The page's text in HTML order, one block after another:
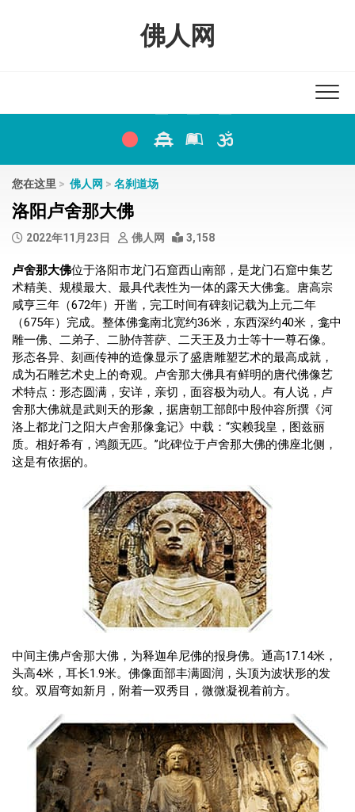
佛人网
您在这里 > 佛人网 > 名刹道场
洛阳卢舍那大佛
2022年11月23日 佛人网 3,158
卢舍那大佛位于洛阳市龙门石窟西山南部，是龙门石窟中集艺
术精美、规模最大、最具代表性为一体的露天大佛龛。唐高宗
咸亨三年（672年）开凿，完工时间有碑刻记载为上元二年
（675年）完成。整体佛龛南北宽约36米，东西深约40米，龛中
雕一佛、二弟子、二胁侍菩萨、二天王及力士等十一尊石像。
形态各异、刻画传神的造像显示了盛唐雕塑艺术的最高成就，
成为石雕艺术史上的奇观。卢舍那大佛具有鲜明的唐代佛像艺
术特点：形态圆满，安详，亲切，面容极为动人。有人说，卢
舍那大佛就是武则天的形象，据唐朝工部郎中殷仲容所撰《河
洛上都龙门之阳大卢舍那像龛记》中载：“实赖我皇，图兹丽
质。相好希有，鸿颜无匹。”此碑位于卢舍那大佛的佛座北侧，
这是有依据的。
中间主佛卢舍那大佛，为释迦牟尼佛的报身佛。通高17.14米，
头高4米，耳长1.9米。佛像面部丰满圆润，头顶为波状形的发
纹。双眉弯如新月，附着一双秀目，微微凝视着前方。